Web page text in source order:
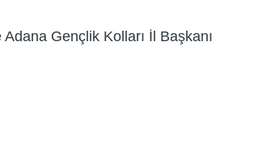
Gençlik Kolları İl Başkanı